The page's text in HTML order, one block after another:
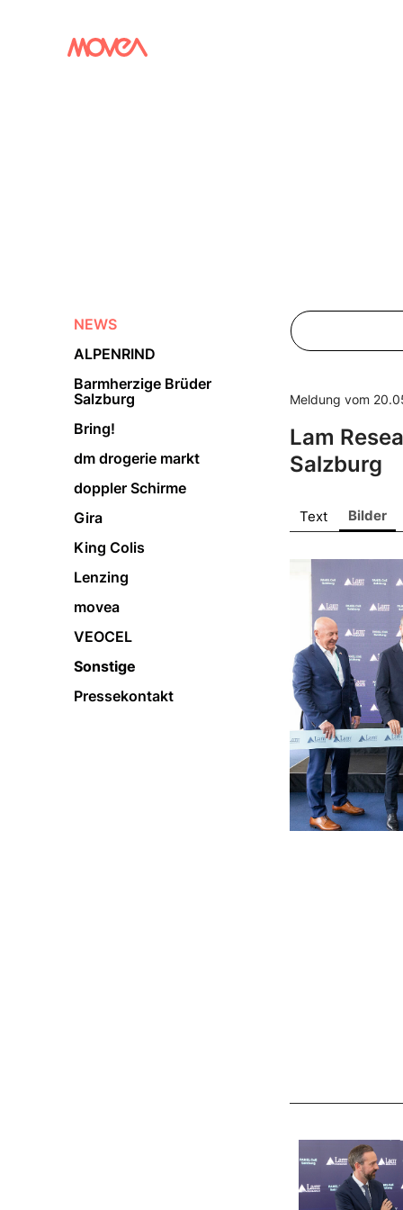
NEWS
ALPENRIND
Barmherzige Brüder
Salzburg
Bring!
dm drogerie markt
doppler Schirme
Gira
King Colis
Lenzing
movea
VEOCEL
Sonstige
Pressekontakt
Meldung vom
Lam
Salzburg
Text Bilder